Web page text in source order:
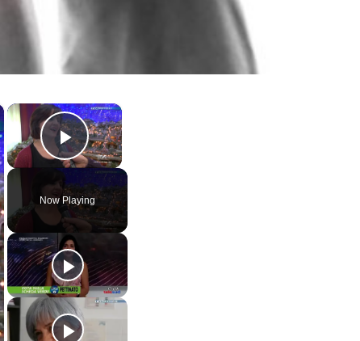
×
Play Video
Now Playing